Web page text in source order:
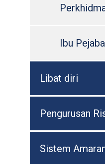
Ibu
Libat diri
Pengurusan
Sistem